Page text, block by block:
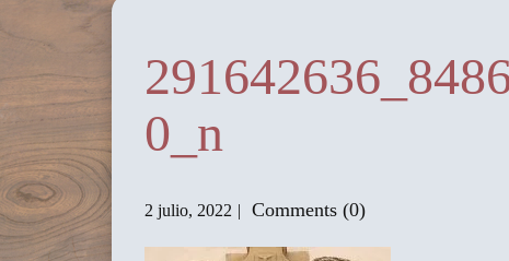
0_n
2 julio, 2022 Comments (0)